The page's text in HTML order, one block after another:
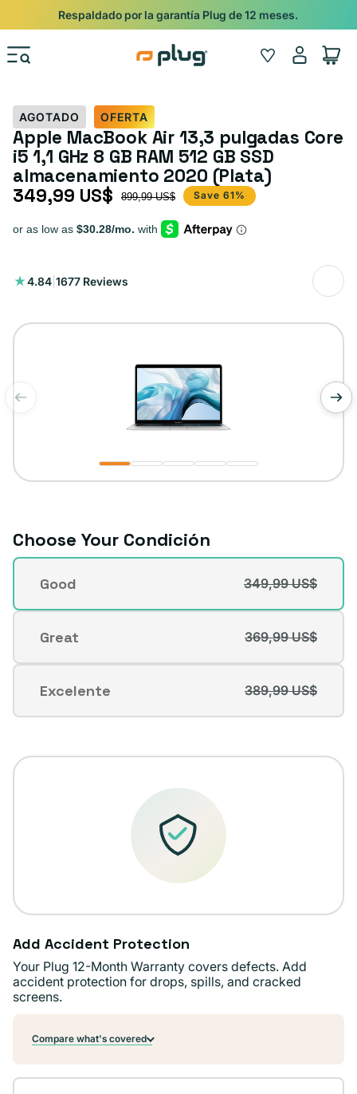
Ir al contenido
Pide con Entrega Nocturna para recibir antes del 24/12.
Wishlist
Iniciar
sesión
Carrito
AGOTADO OFERTA
Apple MacBook Air 13,3 pulgadas Core
i5 1,1 GHz 8 GB RAM 512 GB SSD
almacenamiento 2020 (Plata)
Precio de oferta
349,99 US$
Precio habitual 899,99 US$ Save 61%
4.84 1677 Reviews
1677
Choose Your Condición
Condición
Good
Variante
agotada
o
no
disponible
349,99 US$
Great
Variante
agotada
o
no
disponible
369,99 US$
Excelente
Variante
agotada
no
389,99 US$
Add Accident Protection
Your Plug 12-Month Warranty covers defects. Add
accident protection for drops, spills, and cracked
screens.
Compare what's covered